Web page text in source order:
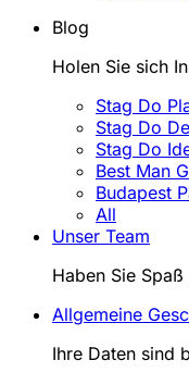
Blog
Holen Sie sich
Stag Do
Stag Do
Stag Do
Best Man
Budapest
All
Unser Team
Haben Sie
Allgemeine
Ihre Daten sind